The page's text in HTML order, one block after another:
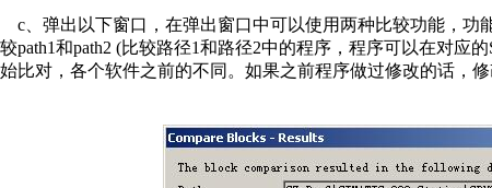
c、弹出以下窗口，在弹出窗口中可以使用两种比较功能，功
较path1和path2 (比较路径1和路径2中的程序，程序可以在对应
始比对，各个软件之前的不同。如果之前程序做过修改的话，